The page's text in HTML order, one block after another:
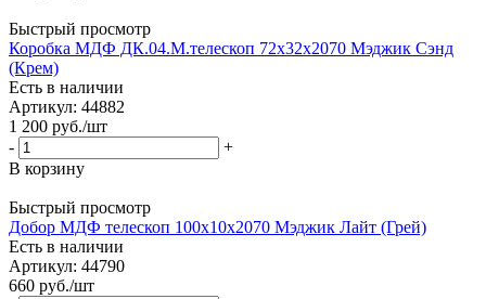
Быстрый просмотр
Коробка МДФ ДК.04.М.телескоп 72х32х2070 Мэджик Сэнд
(Крем)
Есть в наличии
Артикул: 44882
1 200 руб./шт
-
+
В корзину
Быстрый просмотр
Добор МДФ телескоп 100х10х2070 Мэджик Лайт (Грей)
Есть в наличии
Артикул: 44790
660 руб./шт